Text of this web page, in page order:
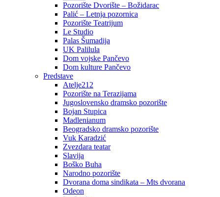
Pozorište Dvorište – Božidarac
Palić – Letnja pozornica
Pozorište Teatrijum
Le Studio
Palas Šumadija
UK Palilula
Dom vojske Pančevo
Dom kulture Pančevo
Predstave
Atelje212
Pozorište na Terazijama
Jugoslovensko dramsko pozorište
Bojan Stupica
Madlenianum
Beogradsko dramsko pozorište
Vuk Karadzić
Zvezdara teatar
Slavija
Boško Buha
Narodno pozorište
Dvorana doma sindikata – Mts dvorana
Odeon